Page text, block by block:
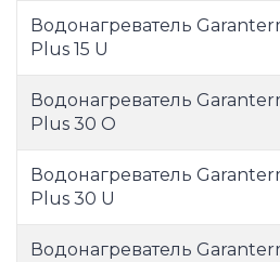
Водонагреватель
Plus 15 U
Водонагреватель
Plus 30 O
Водонагреватель
Plus 30 U
Водонагреватель